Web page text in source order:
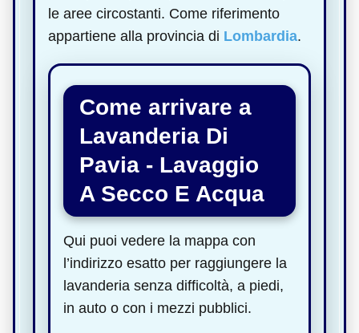
le aree circostanti. Come riferimento
appartiene alla provincia di Lombardia.
Come arrivare a
Lavanderia Di
Pavia - Lavaggio
A Secco E Acqua
Qui puoi vedere la mappa con
l’indirizzo esatto per raggiungere la
lavanderia senza difficoltà, a piedi,
in auto o con i mezzi pubblici.